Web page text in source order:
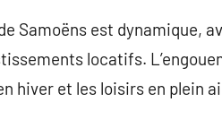
Samoëns est dynamique,
locatifs.
hiver et les loisirs en plein